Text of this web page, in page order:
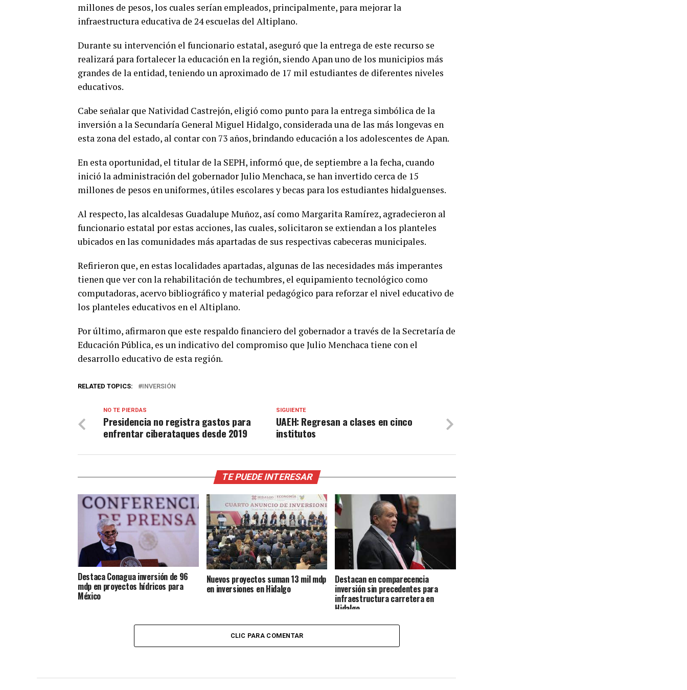
millones de pesos, los cuales serían empleados, principalmente, para mejorar la
infraestructura educativa de 24 escuelas del Altiplano.
Durante su intervención el funcionario estatal, aseguró que la entrega de este recurso se
realizará para fortalecer la educación en la región, siendo Apan uno de los municipios más
grandes de la entidad, teniendo un aproximado de 17 mil estudiantes de diferentes niveles
educativos.
Cabe señalar que Natividad Castrejón, eligió como punto para la entrega simbólica de la
inversión a la Secundaría General Miguel Hidalgo, considerada una de las más longevas en
esta zona del estado, al contar con 73 años, brindando educación a los adolescentes de Apan.
En esta oportunidad, el titular de la SEPH, informó que, de septiembre a la fecha, cuando
inició la administración del gobernador Julio Menchaca, se han invertido cerca de 15
millones de pesos en uniformes, útiles escolares y becas para los estudiantes hidalguenses.
Al respecto, las alcaldesas Guadalupe Muñoz, así como Margarita Ramírez, agradecieron al
funcionario estatal por estas acciones, las cuales, solicitaron se extiendan a los planteles
ubicados en las comunidades más apartadas de sus respectivas cabeceras municipales.
Refirieron que, en estas localidades apartadas, algunas de las necesidades más imperantes
tienen que ver con la rehabilitación de techumbres, el equipamiento tecnológico como
computadoras, acervo bibliográfico y material pedagógico para reforzar el nivel educativo de
los planteles educativos en el Altiplano.
Por último, afirmaron que este respaldo financiero del gobernador a través de la Secretaría de
Educación Pública, es un indicativo del compromiso que Julio Menchaca tiene con el
desarrollo educativo de esta región.
RELATED TOPICS: INVERSIÓN
SIGUIENTE
UAEH: Regresan a clases en cinco
institutos
NO TE PIERDAS
Presidencia no registra gastos para
enfrentar ciberataques desde 2019
TE PUEDE INTERESAR
Destaca Conagua inversión de 96
mdp en proyectos hídricos para
México
Nuevos proyectos suman 13 mil mdp
en inversiones en Hidalgo
Destacan en comparecencia
inversión sin precedentes para
infraestructura carretera en
Hidalgo
CLIC PARA COMENTAR